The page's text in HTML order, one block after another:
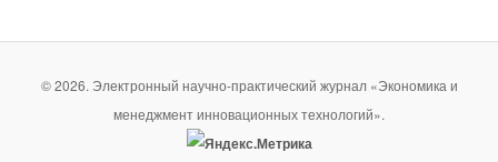
© 2026. Электронный научно-практический журнал «Экономика и
менеджмент инновационных технологий».